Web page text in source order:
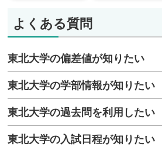
よくある質問
東北大学の偏差値が知りたい
東北大学の学部情報が知りたい
東北大学の過去問を利用したい
東北大学の入試日程が知りたい